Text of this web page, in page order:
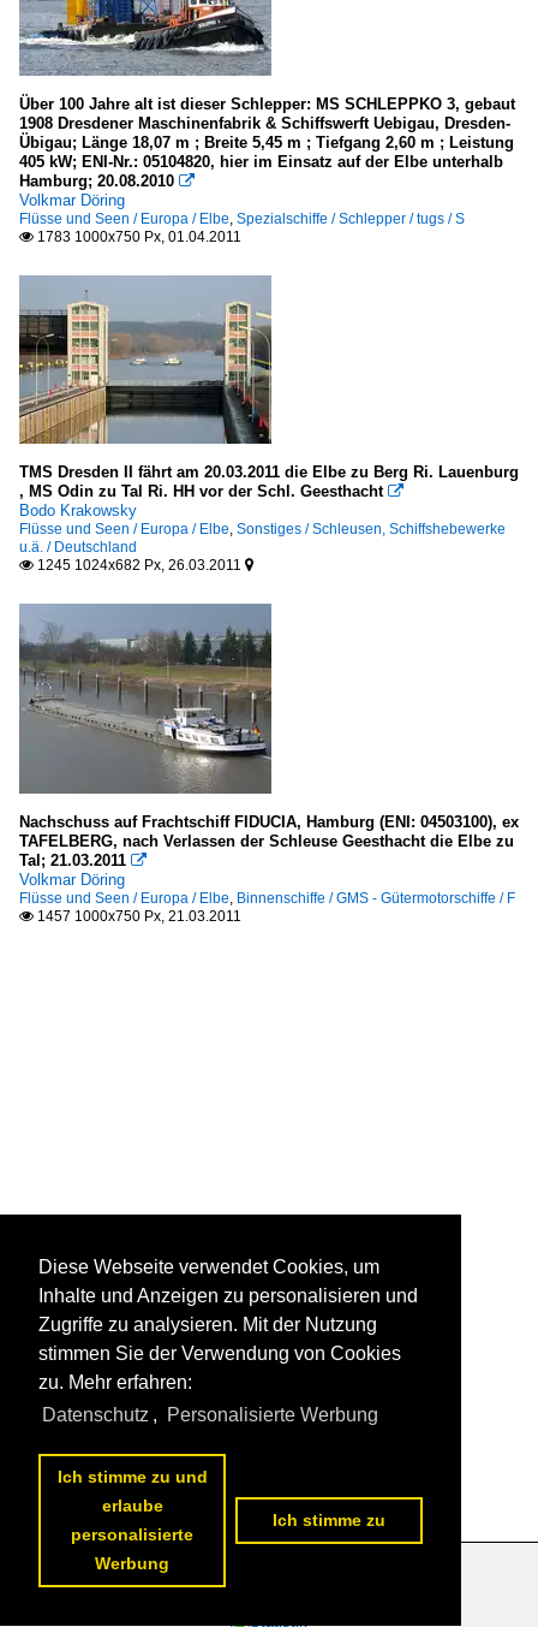
Über 100 Jahre alt ist dieser Schlepper: MS SCHLEPPKO 3, gebaut
1908 Dresdener Maschinenfabrik & Schiffswerft Uebigau, Dresden-
Übigau; Länge 18,07 m ; Breite 5,45 m ; Tiefgang 2,60 m ; Leistung
405 kW; ENI-Nr.: 05104820, hier im Einsatz auf der Elbe unterhalb
Hamburg; 20.08.2010 
Volkmar Döring
Flüsse und Seen / Europa / Elbe, Spezialschiffe / Schlepper / tugs / S
 1783 1000x750 Px, 01.04.2011
TMS Dresden II fährt am 20.03.2011 die Elbe zu Berg Ri. Lauenburg
, MS Odin zu Tal Ri. HH vor der Schl. Geesthacht 
Bodo Krakowsky
Flüsse und Seen / Europa / Elbe, Sonstiges / Schleusen, Schiffshebewerke
u.ä. / Deutschland
 1245 1024x682 Px, 26.03.2011 
Nachschuss auf Frachtschiff FIDUCIA, Hamburg (ENI: 04503100), ex
TAFELBERG, nach Verlassen der Schleuse Geesthacht die Elbe zu
Tal; 21.03.2011 
Volkmar Döring
Flüsse und Seen / Europa / Elbe, Binnenschiffe / GMS - Gütermotorschiffe / F
 1457 1000x750 Px, 21.03.2011
Datenschutzerklärung
Diese Webseite verwendet Cookies, um
Inhalte und Anzeigen zu personalisieren und
Zugriffe zu analysieren. Mit der Nutzung
stimmen Sie der Verwendung von Cookies
zu. Mehr erfahren:
Datenschutz , Personalisierte Werbung
Ich stimme zu und
erlaube
personalisierte
Werbung
Ich stimme zu